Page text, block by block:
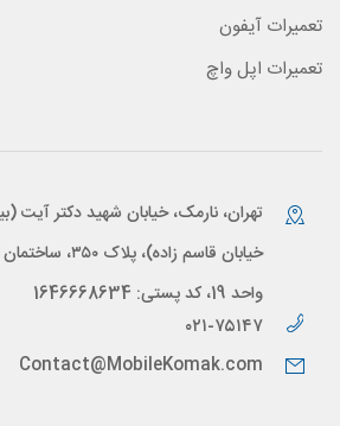
تعمیرات آیفون
تعمیرات اپل واچ
تهران، نارمک، خیابان شهید دکتر آیت
خیابان قاسم
واحد 19، کد پستی: 1646668634
۰۲۱-۷۵۱۴۷
Contact@MobileKomak.com